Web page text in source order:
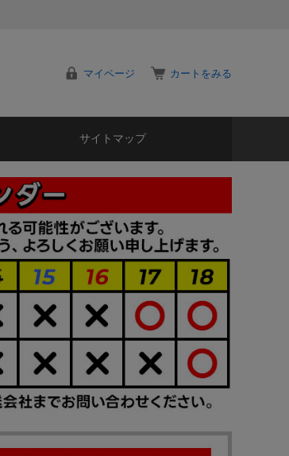
マイページ カートをみる
サイトマップ